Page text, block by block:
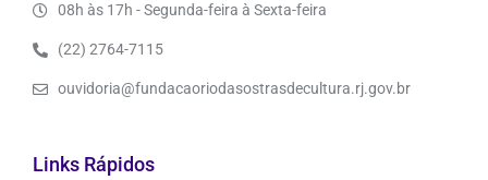
08h às 17h - Segunda-feira à Sexta-feira
(22) 2764-7115
ouvidoria@fundacaoriodasostrasdecultura.rj.gov.br
Links Rápidos